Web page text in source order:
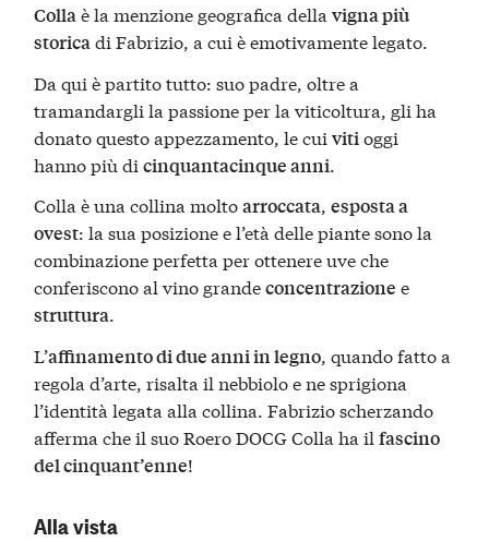
Collaè la menzione geografica dellavigna più
storicadi Fabrizio, a cui è emotivamente legato.
Da qui è partito tutto: suo padre, oltre a
tramandargli la passione per la viticoltura, gli ha
donato questo appezzamento, le cuivitioggi
hanno più dicinquantacinque anni.
Colla è una collina moltoarroccata,esposta a
ovest: la sua posizione e l’età delle piante sono la
combinazione perfetta per ottenere uve che
conferiscono al vino grandeconcentrazione e
struttura.
L’affinamento di due anni in legno, quando fatto a
regola d’arte, risalta il nebbiolo e ne sprigiona
l’identità legata alla collina. Fabrizio scherzando
afferma che il suo Roero DOCG Colla ha ilfascino
del cinquant’enne!
Alla vista